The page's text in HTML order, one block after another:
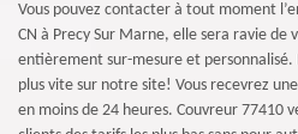
Vous pouvez contacter à tout moment
CN à Precy Sur Marne, elle sera ravie de
entièrement sur-mesure et personnalisé.
plus vite sur notre site! Vous recevrez
en moins de 24 heures. Couvreur 77410